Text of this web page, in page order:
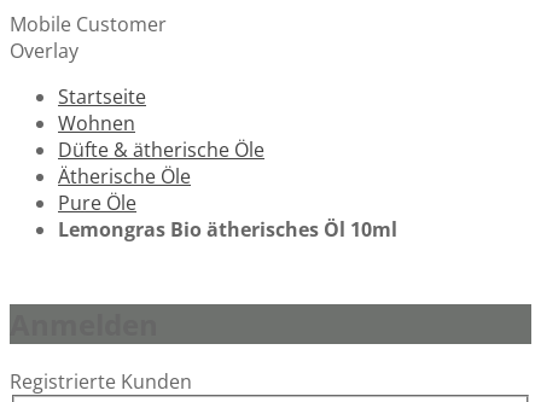
Mobile Customer
Overlay
Startseite
Wohnen
Düfte & ätherische Öle
Ätherische Öle
Pure Öle
Lemongras Bio ätherisches Öl 10ml
Registrierte Kunden